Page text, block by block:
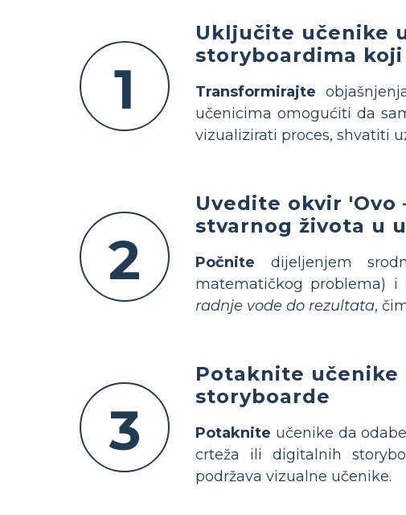
1
Uključite učenike
storyboardima
Transformirajte
učenicima omogućiti da
vizualizirati proces, shvatiti
2
Uvedite okvir 'Ovo
stvarnog života u
Počnite dijeljenjem
matematičkog problema) i
radnje vode do rezultata,
3
Potaknite
storyboarde
Potaknite učenike da
crteža ili digitalnih
podržava vizualne učenike.